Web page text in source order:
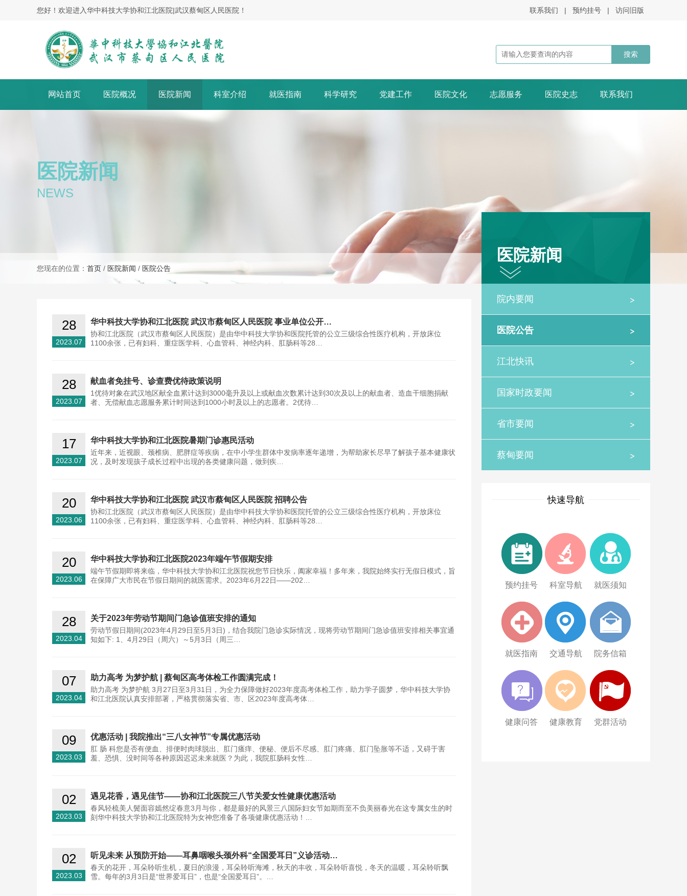
您好！欢迎进入华中科技大学协和江北医院|武汉蔡甸区人民医院！ 联系我们 | 预约挂号 | 访问旧版
网站首页 医院概况 医院新闻 科室介绍 就医指南 科学研究 党建工作 医院文化 志愿服务 医院史志 联系我们
医院新闻
NEWS
您现在的位置： 首页 / 医院新闻 / 医院公告
医院新闻
>
院内要闻
>
医院公告
>
江北快讯
>
国家时政要闻
>
省市要闻
>
蔡甸要闻
快速导航
预约挂号 科室导航 就医须知
就医指南 交通导航 院务信箱
健康问答 健康教育 党群活动
28
2023.07
华中科技大学协和江北医院 武汉市蔡甸区人民医院 事业单位公开…
协和江北医院（武汉市蔡甸区人民医院）是由华中科技大学协和医院托管的公立三级综合性医疗机构，开放床位
1100余张，已有妇科、重症医学科、心血管科、神经内科、肛肠科等28…
28
2023.07
献血者免挂号、诊查费优待政策说明
1优待对象在武汉地区献全血累计达到3000毫升及以上或献血次数累计达到30次及以上的献血者、造血干细胞捐献
者、无偿献血志愿服务累计时间达到1000小时及以上的志愿者。2优待…
17
2023.07
华中科技大学协和江北医院暑期门诊惠民活动
近年来，近视眼、颈椎病、肥胖症等疾病，在中小学生群体中发病率逐年递增，为帮助家长尽早了解孩子基本健康状
况，及时发现孩子成长过程中出现的各类健康问题，做到疾…
20
2023.06
华中科技大学协和江北医院 武汉市蔡甸区人民医院 招聘公告
协和江北医院（武汉市蔡甸区人民医院）是由华中科技大学协和医院托管的公立三级综合性医疗机构，开放床位
1100余张，已有妇科、重症医学科、心血管科、神经内科、肛肠科等28…
20
2023.06
华中科技大学协和江北医院2023年端午节假期安排
端午节假期即将来临，华中科技大学协和江北医院祝您节日快乐，阖家幸福！多年来，我院始终实行无假日模式，旨
在保障广大市民在节假日期间的就医需求。2023年6月22日——202…
28
2023.04
关于2023年劳动节期间门急诊值班安排的通知
劳动节假日期间(2023年4月29日至5月3日)，结合我院门急诊实际情况，现将劳动节期间门急诊值班安排相关事宜通
知如下: 1、4月29日（周六）～5月3日（周三…
07
2023.04
助力高考 为梦护航 | 蔡甸区高考体检工作圆满完成！
助力高考 为梦护航 3月27日至3月31日，为全力保障做好2023年度高考体检工作，助力学子圆梦，华中科技大学协
和江北医院认真安排部署，严格贯彻落实省、市、区2023年度高考体…
09
2023.03
优惠活动 | 我院推出“三八女神节”专属优惠活动
肛 肠 科您是否有便血、排便时肉球脱出、肛门瘙痒、便秘、便后不尽感、肛门疼痛、肛门坠胀等不适，又碍于害
羞、恐惧、没时间等各种原因迟迟未来就医？为此，我院肛肠科女性…
02
2023.03
遇见花香，遇见佳节——协和江北医院三八节关爱女性健康优惠活动
春风轻梳美人鬓面容嫣然绽春意3月与你，都是最好的风景三八国际妇女节如期而至不负美丽春光在这专属女生的时
刻华中科技大学协和江北医院特为女神您准备了各项健康优惠活动！…
02
2023.03
听见未来 从预防开始——耳鼻咽喉头颈外科“全国爱耳日”义诊活动…
春天的花开，耳朵聆听生机，夏日的浪漫，耳朵聆听海滩，秋天的丰收，耳朵聆听喜悦，冬天的温暖，耳朵聆听飘
雪。每年的3月3日是“世界爱耳日”，也是“全国爱耳日”。…